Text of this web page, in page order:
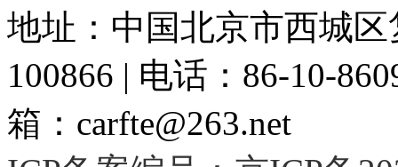
地址：中国北京市西城
100866 | 电话：86-10-
箱：carfte@263.net